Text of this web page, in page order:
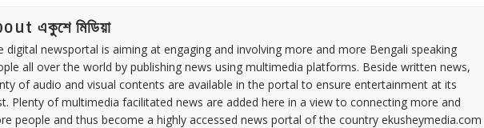
একুশে মিডিয়া
digital newsportal is aiming at engaging and involving more and more Bengali speaking
all over the world by publishing news using multimedia platforms. Beside written news,
of audio and visual contents are available in the portal to ensure entertainment at its
Plenty of multimedia facilitated news are added here in a view to connecting more and
people and thus become a highly accessed news portal of the country ekusheymedia.com